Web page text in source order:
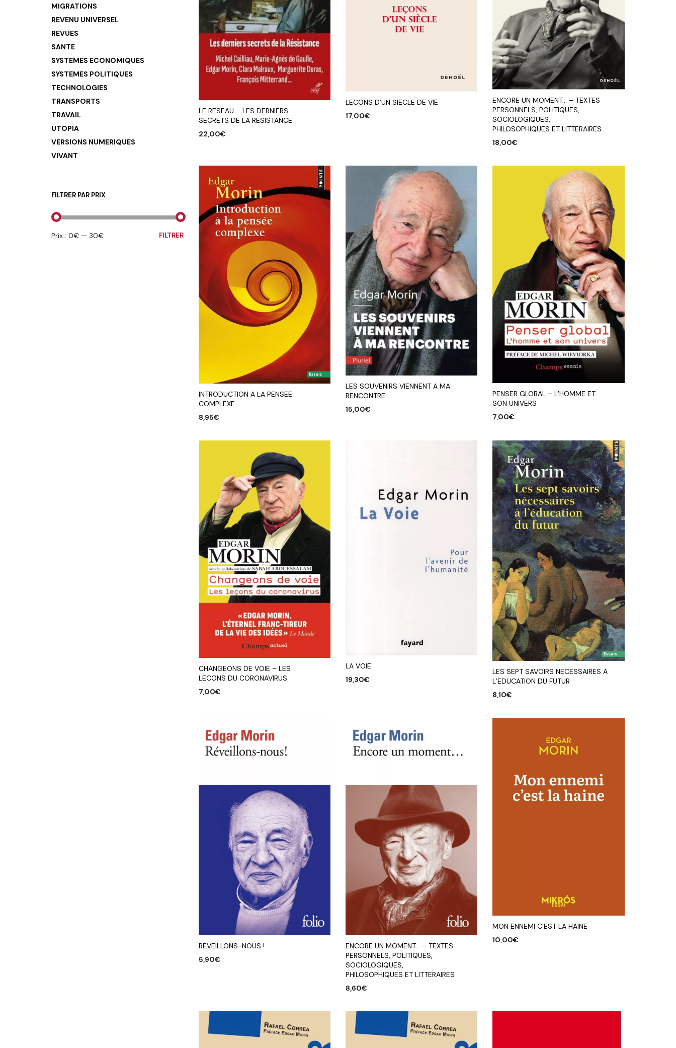
MIGRATIONS
REVENU UNIVERSEL
REVUES
SANTE
SYSTEMES ECONOMIQUES
SYSTEMES POLITIQUES
TECHNOLOGIES
TRANSPORTS
TRAVAIL
UTOPIA
VERSIONS NUMERIQUES
VIVANT
FILTRER PAR PRIX
PRIX
PRIX
FILTRER
Prix : 0€ — 30€
LE RESEAU – LES DERNIERS
SECRETS DE LA RESISTANCE
22,00€
LECONS D’UN SIECLE DE VIE
17,00€
ENCORE UN MOMENT… – TEXTES
PERSONNELS, POLITIQUES,
SOCIOLOGIQUES,
PHILOSOPHIQUES ET LITTERAIRES
18,00€
INTRODUCTION A LA PENSEE
COMPLEXE
8,95€
LES SOUVENIRS VIENNENT A MA
RENCONTRE
15,00€
PENSER GLOBAL – L’HOMME ET
SON UNIVERS
7,00€
CHANGEONS DE VOIE – LES
LECONS DU CORONAVIRUS
7,00€
LA VOIE
19,30€
LES SEPT SAVOIRS NECESSAIRES A
L’EDUCATION DU FUTUR
8,10€
REVEILLONS-NOUS !
5,90€
ENCORE UN MOMENT… – TEXTES
PERSONNELS, POLITIQUES,
SOCIOLOGIQUES,
PHILOSOPHIQUES ET LITTERAIRES
8,60€
MON ENNEMI C’EST LA HAINE
10,00€